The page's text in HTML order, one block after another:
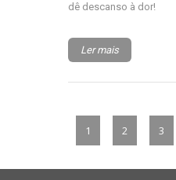
dê descanso à dor!
Ler mais
1 2 3